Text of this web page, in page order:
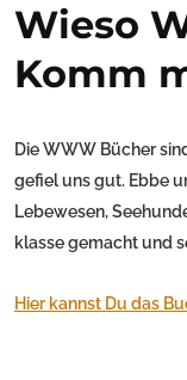
Wieso
Komm
Die WWW Bücher
gefiel uns gut. Ebbe
Lebewesen,
klasse gemacht und
Hier kannst Du das